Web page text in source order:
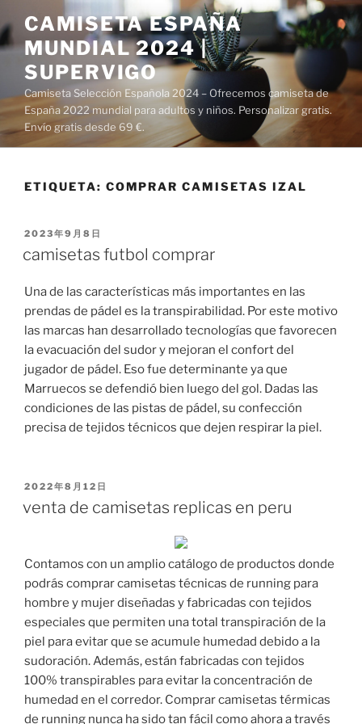
al
contenido
CAMISETA ESPAÑA
MUNDIAL 2024 |
SUPERVIGO
Camiseta Selección Española 2024 – Ofrecemos camiseta de
España 2022 mundial para adultos y niños. Personalizar gratis.
Envío gratis desde 69 €.
ETIQUETA: COMPRAR CAMISETAS IZAL
PUBLICADO
2023年9月8日
camisetas futbol comprar
Una de las características más importantes en las
prendas de pádel es la transpirabilidad. Por este motivo
las marcas han desarrollado tecnologías que favorecen
la evacuación del sudor y mejoran el confort del
jugador de pádel. Eso fue determinante ya que
Marruecos se defendió bien luego del gol. Dadas las
condiciones de las pistas de pádel, su confección
precisa de tejidos técnicos que dejen respirar la piel.
PUBLICADO
2022年8月12日
venta de camisetas replicas en peru
Contamos con un amplio catálogo de productos donde
podrás comprar camisetas técnicas de running para
hombre y mujer diseñadas y fabricadas con tejidos
especiales que permiten una total transpiración de la
piel para evitar que se acumule humedad debido a la
sudoración. Además, están fabricadas con tejidos
100% transpirables para evitar la concentración de
humedad en el corredor. Comprar camisetas térmicas
de running nunca ha sido tan fácil como ahora a través